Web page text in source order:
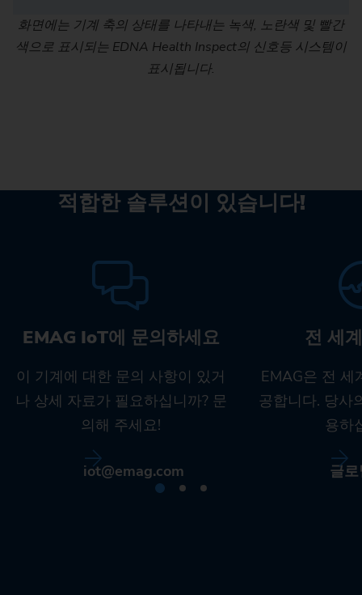
화면에는 기계 축의 상태를 나타내는 녹색, 노란색 및 빨간
색으로 표시되는 EDNA Health Inspect의 신호등 시스템이
표시됩니다.
적합한 솔루션이 있습니다!
EMAG IoT에 문의하세요
이 기계에 대한 문의 사항이 있거
나 상세 자료가 필요하십니까? 문
의해 주세요!
iot@emag.com
전 세
EMAG은 전 세
공합니다. 당사
용하
글